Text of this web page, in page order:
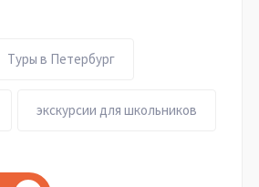
Туры в Петербург
экскурсии для школьников